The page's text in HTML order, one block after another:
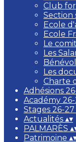
Club
Section
Ecole
Ecole
Le
Les
Les
Charte
Adhésions
Académy
Stages 26-27
Actualités ▴▾
PALMARÈS ▴
Patrimoine ▴